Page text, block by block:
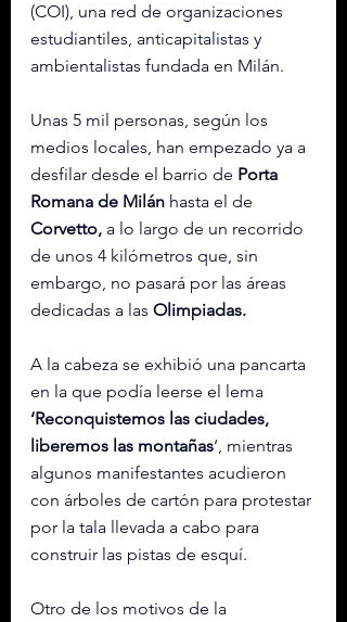
(COI), una red de organizaciones
estudiantiles, anticapitalistas y
ambientalistas fundada en Milán.
Unas 5 mil personas, según los
medios locales, han empezado ya a
desfilar desde el barrio de Porta
Romana de Milán hasta el de
Corvetto, a lo largo de un recorrido
de unos 4 kilómetros que, sin
embargo, no pasará por las áreas
dedicadas a las Olimpiadas.
A la cabeza se exhibió una pancarta
en la que podía leerse el lema
‘Reconquistemos las ciudades,
liberemos las montañas‘, mientras
algunos manifestantes acudieron
con árboles de cartón para protestar
por la tala llevada a cabo para
construir las pistas de esquí.
Otro de los motivos de la